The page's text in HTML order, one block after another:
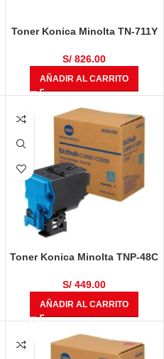
Toner Konica Minolta TN-711Y
C754, C754e
S/ 826.00
AÑADIR AL CARRITO
Toner Konica Minolta TNP-48C
C3850FS
S/ 449.00
AÑADIR AL CARRITO